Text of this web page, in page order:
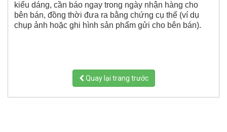
kiểu dáng, cần báo ngay trong ngày nhận hàng cho
bên bán, đồng thời đưa ra bằng chứng cụ thể (ví dụ
chụp ảnh hoặc ghi hình sản phẩm gửi cho bên bán).
Quay lại trang trước